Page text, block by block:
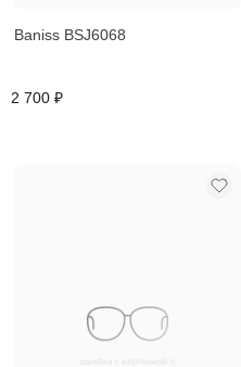
Baniss BSJ6068
2 700 ₽